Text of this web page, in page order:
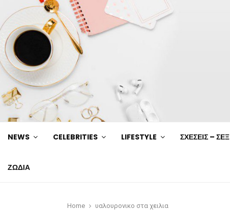
NEWS CELEBRITIES LIFESTYLE ΣΧΕΣΕΙΣ – ΣΕΞ
ΖΩΔΙΑ
Home υαλουρονικο στα χειλια